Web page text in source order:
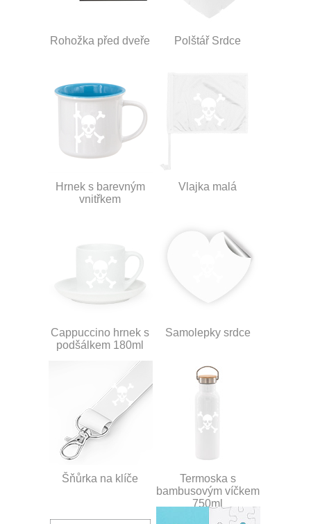
Rohožka před dveře Polštář Srdce
Hrnek s barevným
vnitřkem
Vlajka malá
Cappuccino hrnek s
podšálkem 180ml
Samolepky srdce
Šňůrka na klíče
Termoska s
bambusovým víčkem
750ml